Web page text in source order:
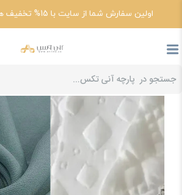
اولین سفارش شما از سایت با 15% تخفیف همراه خواهد بود
پارچه آنی تکس مقالات پارچه کرپ و بررسی مقایسه آن با پارچه